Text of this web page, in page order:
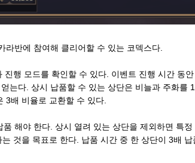
반에 참여해 클리어할 수 있는 코덱스다.
행 모드를 확인할 수 있다. 이벤트 진행 시간 동
는다. 상시 납품할 수 있는 상단은 비늘과 주화를
3배 비율로 교환할 수 있다.
해야 한다. 상시 열려 있는 상단을 제외하면 특
것을 목표로 한다. 납품 시간 중 한 상단이 3배 납